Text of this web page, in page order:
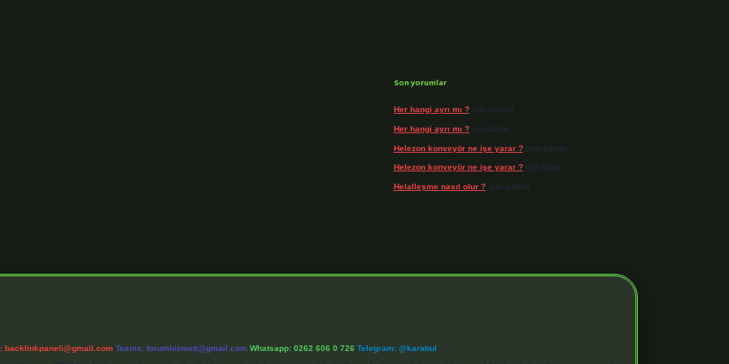
Son yorumlar
Her hangi ayrı mı ?için admin
Her hangi ayrı mı ?için Cihat
Helezon konveyör ne işe yarar ?için admin
Helezon konveyör ne işe yarar ?için Mine
Helalleşme nasıl olur ?için admin
backlinkpaneli@gmail.com Teams: forumhizmeti@gmail.com Whatsapp: 0262 606 0 726 Telegram: @karabul